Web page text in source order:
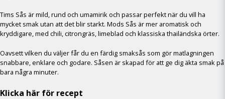
Tims Sås är mild, rund och umamirik och passar perfekt när du vill ha
mycket smak utan att det blir starkt. Mods Sås är mer aromatisk och
kryddigare, med chili, citrongräs, limeblad och klassiska thailändska örter.
Oavsett vilken du väljer får du en färdig smaksås som gör matlagningen
snabbare, enklare och godare. Såsen är skapad för att ge dig äkta smak på
bara några minuter.
Klicka här för recept